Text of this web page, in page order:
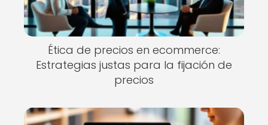
Ética de precios en ecommerce:
Estrategias justas para la fijación de
precios